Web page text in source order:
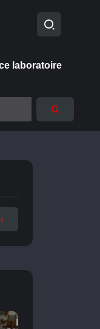
laboratoire